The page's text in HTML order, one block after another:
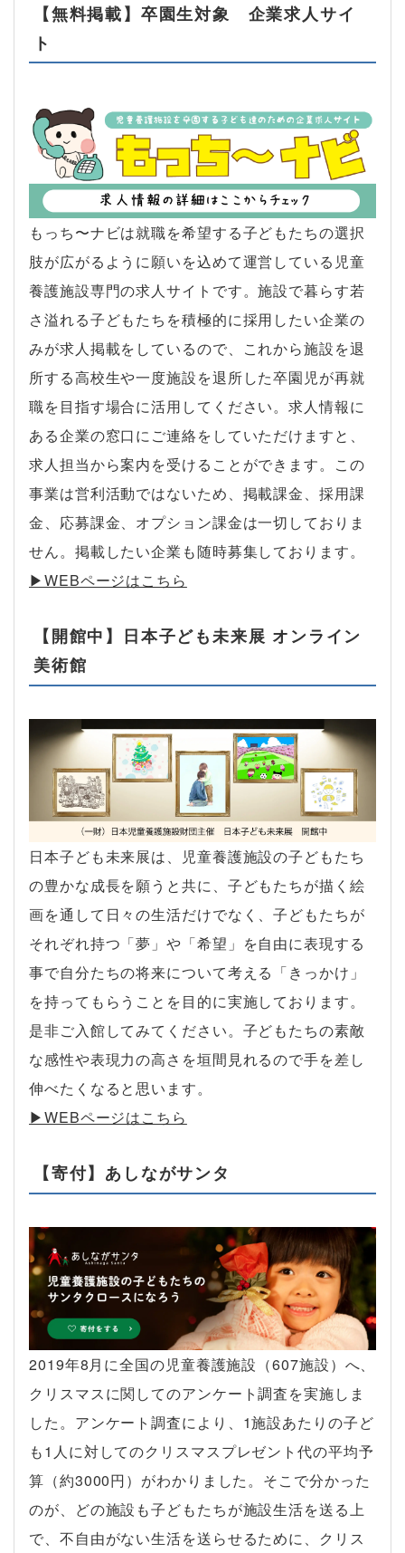
【無料掲載】卒園生対象 企業求人サイ
ト
もっち〜ナビは就職を希望する子どもたちの選択
肢が広がるように願いを込めて運営している児童
養護施設専門の求人サイトです。施設で暮らす若
さ溢れる子どもたちを積極的に採用したい企業の
みが求人掲載をしているので、これから施設を退
所する高校生や一度施設を退所した卒園児が再就
職を目指す場合に活用してください。求人情報に
ある企業の窓口にご連絡をしていただけますと、
求人担当から案内を受けることができます。この
事業は営利活動ではないため、掲載課金、採用課
金、応募課金、オプション課金は一切しておりま
せん。掲載したい企業も随時募集しております。
▶︎WEBページはこちら
【開館中】日本子ども未来展 オンライン
美術館
日本子ども未来展は、児童養護施設の子どもたち
の豊かな成長を願うと共に、子どもたちが描く絵
画を通して日々の生活だけでなく、子どもたちが
それぞれ持つ「夢」や「希望」を自由に表現する
事で自分たちの将来について考える「きっかけ」
を持ってもらうことを目的に実施しております。
是非ご入館してみてください。子どもたちの素敵
な感性や表現力の高さを垣間見れるので手を差し
伸べたくなると思います。
▶︎WEBページはこちら
【寄付】あしながサンタ
2019年8月に全国の児童養護施設（607施設）へ、
クリスマスに関してのアンケート調査を実施しま
した。アンケート調査により、1施設あたりの子ど
も1人に対してのクリスマスプレゼント代の平均予
算（約3000円）がわかりました。そこで分かった
のが、どの施設も子どもたちが施設生活を送る上
で、不自由がない生活を送らせるために、クリス